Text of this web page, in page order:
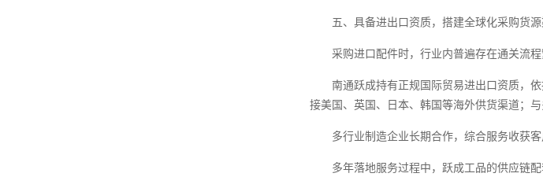
五、具备进出口资质，搭建全球化采购货
采购进口配件时，行业内普遍存在通关流
南通跃成持有正规国际贸易进出口资质，
接美国、英国、日本、韩国等海外供货渠道；
多行业制造企业长期合作，综合服务收获
多年落地服务过程中，跃成工品的供应链